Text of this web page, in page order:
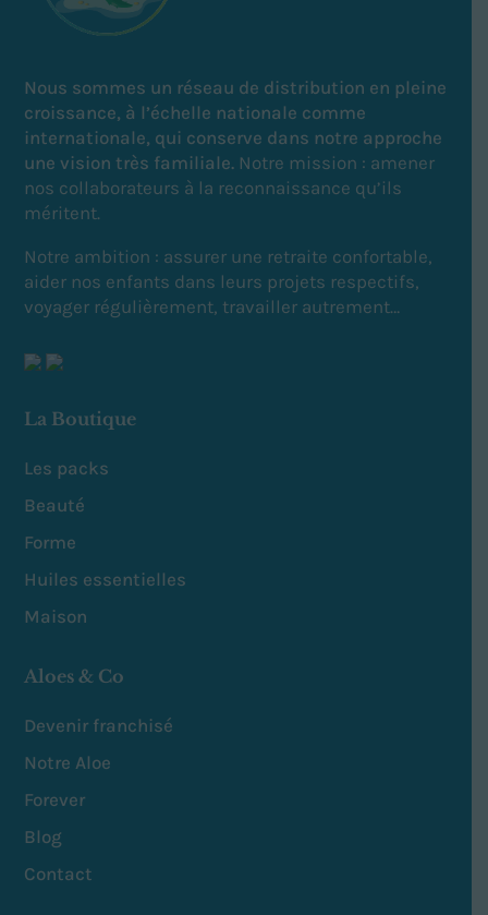
Nous sommes un réseau de distribution en pleine
croissance, à l’échelle nationale comme
internationale, qui conserve dans notre approche
une vision très familiale. Notre mission : amener
nos collaborateurs à la reconnaissance qu’ils
méritent.
Notre ambition : assurer une retraite confortable,
aider nos enfants dans leurs projets respectifs,
voyager régulièrement, travailler autrement…
La Boutique
Les packs
Beauté
Forme
Huiles essentielles
Maison
Aloes & Co
Devenir franchisé
Notre Aloe
Forever
Blog
Contact